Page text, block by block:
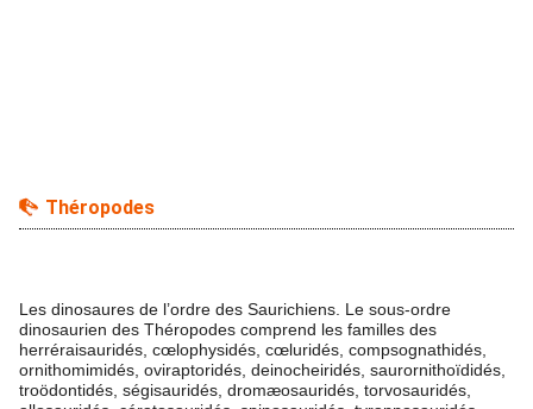
Théropodes
Les dinosaures de l’ordre des Saurichiens. Le sous-ordre
dinosaurien des Théropodes comprend les familles des
herréraisauridés, cœlophysidés, cœluridés, compsognathidés,
ornithomimidés, oviraptoridés, deinocheiridés, saurornithoïdidés,
troödontidés, ségisauridés, dromæosauridés, torvosauridés,